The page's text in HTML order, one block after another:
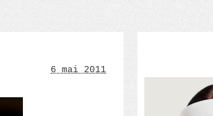
6 mai 2011